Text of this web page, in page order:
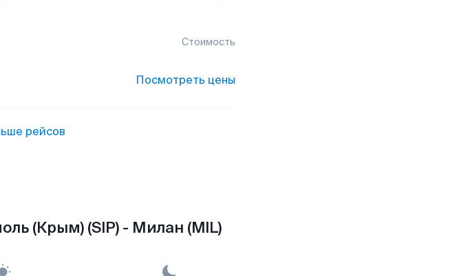
Стоимость
Посмотреть цены
рейсов
(Крым) (SIP) - Милан (MIL)